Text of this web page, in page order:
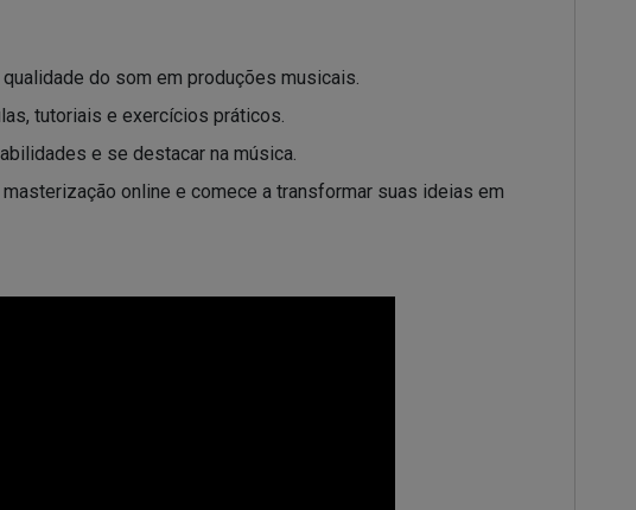
do som em produções musicais.
tutoriais e exercícios práticos.
e se destacar na música.
online e comece a transformar suas ideias em